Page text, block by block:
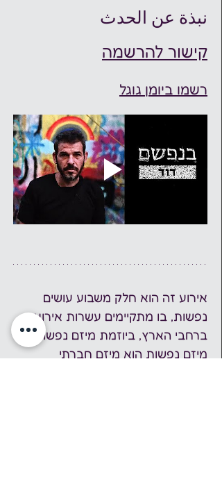
نبذة عن الحدث
קישור להרשמה
רשמו ביומן גוגל
אירוע זה הוא חלק משבוע עושים
נפשות, בו מתקיימים עשרות אירועים
ברחבי הארץ, ביוזמת מיזם נפשות.
מיזם נפשות הוא מיזם חברתי